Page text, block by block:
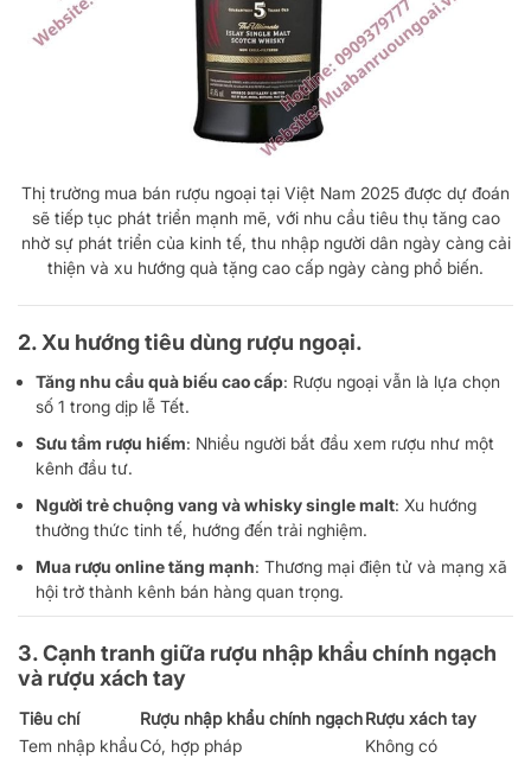
Thị trường mua bán rượu ngoại tại Việt Nam 2025 được dự đoán
sẽ tiếp tục phát triển mạnh mẽ, với nhu cầu tiêu thụ tăng cao
nhờ sự phát triển của kinh tế, thu nhập người dân ngày càng cải
thiện và xu hướng quà tặng cao cấp ngày càng phổ biến.
2. Xu hướng tiêu dùng rượu ngoại.
Tăng nhu cầu quà biếu cao cấp: Rượu ngoại vẫn là lựa chọn
số 1 trong dịp lễ Tết.
Sưu tầm rượu hiếm: Nhiều người bắt đầu xem rượu như một
kênh đầu tư.
Người trẻ chuộng vang và whisky single malt: Xu hướng
thưởng thức tinh tế, hướng đến trải nghiệm.
Mua rượu online tăng mạnh: Thương mại điện tử và mạng xã
hội trở thành kênh bán hàng quan trọng.
3. Cạnh tranh giữa rượu nhập khẩu chính ngạch
và rượu xách tay
Tiêu chí Rượu nhập khẩu chính ngạchRượu xách tay
Tem nhập khẩuCó, hợp pháp
Không có